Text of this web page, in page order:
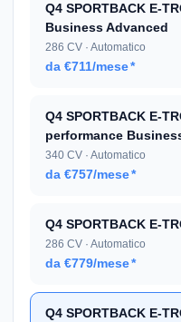
Q4 SPORTBACK E-
Business Advanced
286 CV · Automatico
da €711/mese*
Q4 SPORTBACK E-
performance
340 CV · Automatico
da €757/mese*
Q4 SPORTBACK E-
286 CV · Automatico
da €779/mese*
Q4 SPORTBACK E-